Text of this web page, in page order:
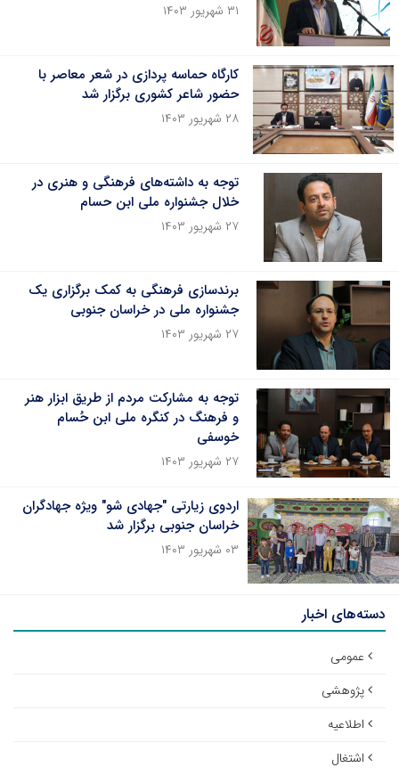
۳۱ شهریور ۱۴۰۳
کارگاه حماسه پردازی در شعر معاصر با
حضور شاعر کشوری برگزار شد
۲۸ شهریور ۱۴۰۳
توجه به داشته‌های فرهنگی و هنری در
خلال جشنواره ملی ابن حسام
۲۷ شهریور ۱۴۰۳
برندسازی فرهنگی به کمک برگزاری یک
جشنواره ملی در خراسان جنوبی
۲۷ شهریور ۱۴۰۳
توجه به مشارکت مردم از طریق ابزار هنر
و فرهنگ در کنگره ملی ابن حُسام
خوسفی
۲۷ شهریور ۱۴۰۳
اردوی زیارتی "جهادی شو" ویژه جهادگران
خراسان جنوبی برگزار شد
۰۳ شهریور ۱۴۰۳
دسته‌های اخبار
عمومی
پژوهشی
اطلاعیه
اشتغال